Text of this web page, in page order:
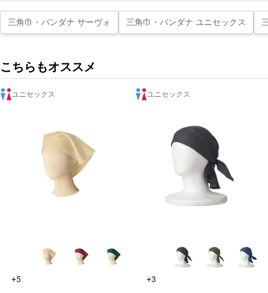
三角巾・バンダナ サーヴォ 三角巾・バンダナ ユニセックス
こちらもオススメ
ユニセックス
+5
ユニセックス
+3